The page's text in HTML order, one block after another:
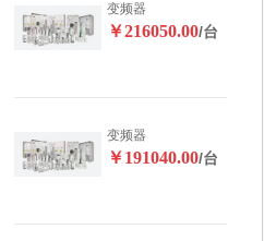
变频器
￥216050.00/台
变频器
￥191040.00/台